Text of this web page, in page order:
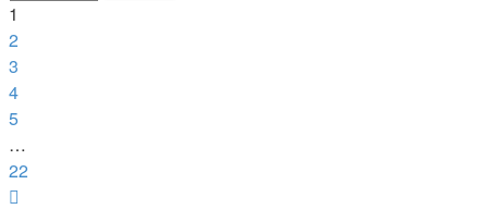
1
2
3
4
5
…
22